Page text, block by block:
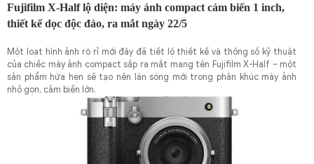
Fujifilm X-Half lộ diện: máy ảnh compact cảm biến 1 inch,
thiết kế dọc độc đáo, ra mắt ngày 22/5
Một loạt hình ảnh rò rỉ mới đây đã tiết lộ thiết kế và thông số kỹ thuật
của chiếc máy ảnh compact sắp ra mắt mang tên Fujifilm X-Half – một
sản phẩm hứa hẹn sẽ tạo nên làn sóng mới trong phân khúc máy ảnh
nhỏ gọn, cảm biến lớn.